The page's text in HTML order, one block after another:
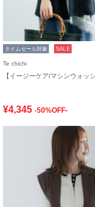
タイムセール対象 SALE
Te chichi
¥4,345 -50%OFF-